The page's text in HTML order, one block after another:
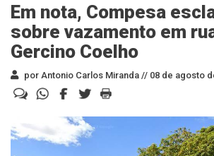
Em nota, Compesa
sobre vazamento em
Gercino Coelho
por Antonio Carlos Miranda // 08 de agosto